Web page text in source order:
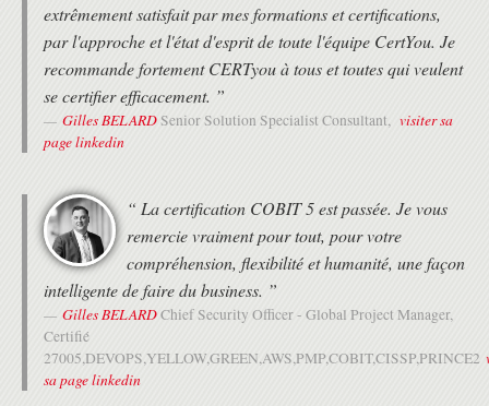
extrêmement satisfait par mes formations et certifications,
par l'approche et l'état d'esprit de toute l'équipe CertYou. Je
recommande fortement CERTyou à tous et toutes qui veulent
se certifier efficacement. ”
Gilles BELARDSenior Solution Specialist Consultant, visiter sa
page linkedin
“ La certification COBIT 5 est passée. Je vous
remercie vraiment pour tout, pour votre
compréhension, flexibilité et humanité, une façon
intelligente de faire du business. ”
Gilles BELARDChief Security Officer - Global Project Manager,
Certifié
27005,DEVOPS,YELLOW,GREEN,AWS,PMP,COBIT,CISSP,PRINCE2
sa page linkedin